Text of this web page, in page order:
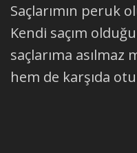
Saçlarımın peruk
Kendi saçım
saçlarıma asılmaz
hem de karşıda